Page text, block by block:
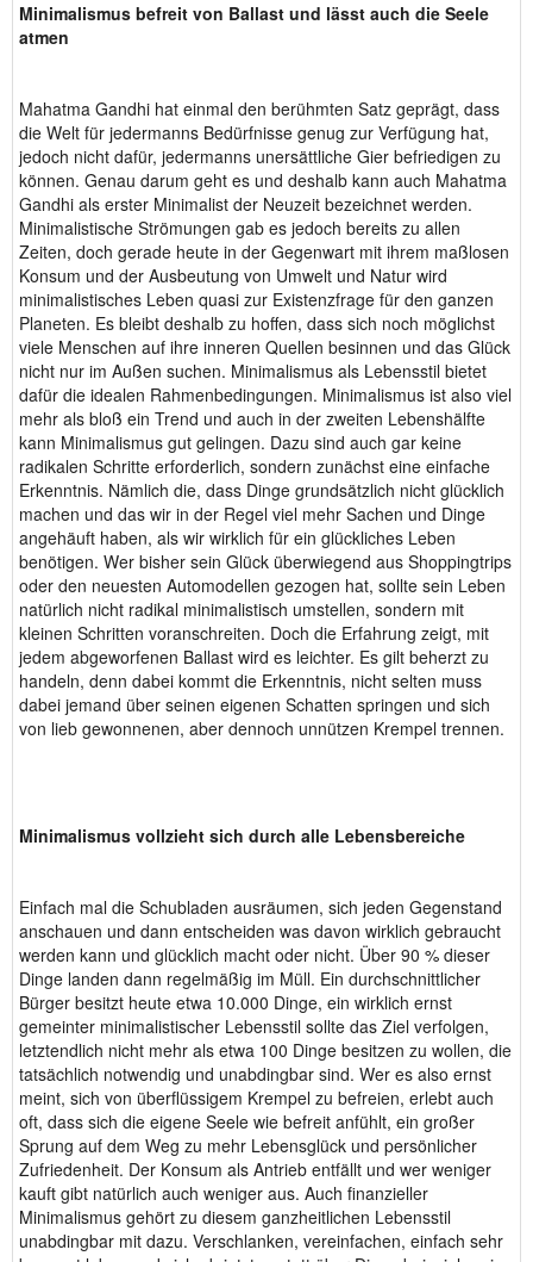
Minimalismus befreit von Ballast und lässt auch die Seele
atmen
Mahatma Gandhi hat einmal den berühmten Satz geprägt, dass
die Welt für jedermanns Bedürfnisse genug zur Verfügung hat,
jedoch nicht dafür, jedermanns unersättliche Gier befriedigen zu
können. Genau darum geht es und deshalb kann auch Mahatma
Gandhi als erster Minimalist der Neuzeit bezeichnet werden.
Minimalistische Strömungen gab es jedoch bereits zu allen
Zeiten, doch gerade heute in der Gegenwart mit ihrem maßlosen
Konsum und der Ausbeutung von Umwelt und Natur wird
minimalistisches Leben quasi zur Existenzfrage für den ganzen
Planeten. Es bleibt deshalb zu hoffen, dass sich noch möglichst
viele Menschen auf ihre inneren Quellen besinnen und das Glück
nicht nur im Außen suchen. Minimalismus als Lebensstil bietet
dafür die idealen Rahmenbedingungen. Minimalismus ist also viel
mehr als bloß ein Trend und auch in der zweiten Lebenshälfte
kann Minimalismus gut gelingen. Dazu sind auch gar keine
radikalen Schritte erforderlich, sondern zunächst eine einfache
Erkenntnis. Nämlich die, dass Dinge grundsätzlich nicht glücklich
machen und das wir in der Regel viel mehr Sachen und Dinge
angehäuft haben, als wir wirklich für ein glückliches Leben
benötigen. Wer bisher sein Glück überwiegend aus Shoppingtrips
oder den neuesten Automodellen gezogen hat, sollte sein Leben
natürlich nicht radikal minimalistisch umstellen, sondern mit
kleinen Schritten voranschreiten. Doch die Erfahrung zeigt, mit
jedem abgeworfenen Ballast wird es leichter. Es gilt beherzt zu
handeln, denn dabei kommt die Erkenntnis, nicht selten muss
dabei jemand über seinen eigenen Schatten springen und sich
von lieb gewonnenen, aber dennoch unnützen Krempel trennen.
Minimalismus vollzieht sich durch alle Lebensbereiche
Einfach mal die Schubladen ausräumen, sich jeden Gegenstand
anschauen und dann entscheiden was davon wirklich gebraucht
werden kann und glücklich macht oder nicht. Über 90 % dieser
Dinge landen dann regelmäßig im Müll. Ein durchschnittlicher
Bürger besitzt heute etwa 10.000 Dinge, ein wirklich ernst
gemeinter minimalistischer Lebensstil sollte das Ziel verfolgen,
letztendlich nicht mehr als etwa 100 Dinge besitzen zu wollen, die
tatsächlich notwendig und unabdingbar sind. Wer es also ernst
meint, sich von überflüssigem Krempel zu befreien, erlebt auch
oft, dass sich die eigene Seele wie befreit anfühlt, ein großer
Sprung auf dem Weg zu mehr Lebensglück und persönlicher
Zufriedenheit. Der Konsum als Antrieb entfällt und wer weniger
kauft gibt natürlich auch weniger aus. Auch finanzieller
Minimalismus gehört zu diesem ganzheitlichen Lebensstil
unabdingbar mit dazu. Verschlanken, vereinfachen, einfach sehr